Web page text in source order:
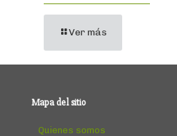
Ver más
Mapa del sitio
Quienes somos